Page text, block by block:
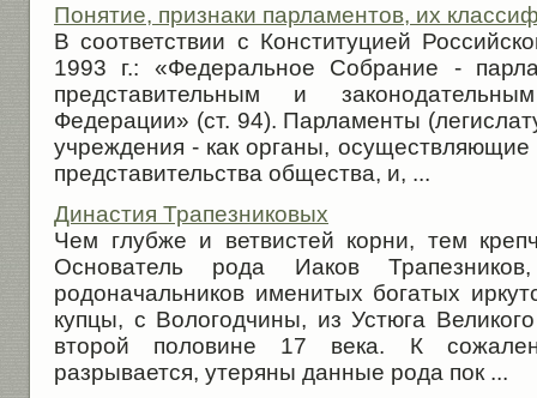
Понятие, признаки парламентов, их
В соответствии с Конституцией
1993 г.: «Федеральное Собрание -
представительным и
Федерации» (ст. 94). Парламенты
учреждения - как органы,
представительства общества, и, ...
Династия Трапезниковых
Чем глубже и ветвистей корни, тем
Основатель рода Иаков
родоначальников именитых богатых
купцы, с Вологодчины, из Устюга
второй половине 17 века. К
разрывается, утеряны данные рода пок ...